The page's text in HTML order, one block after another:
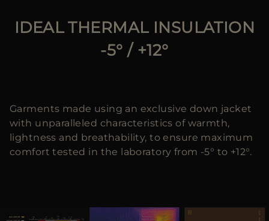
IDEAL THERMAL INSULATION
-5° / +12°
Garments made using an exclusive down jacket
with unparalleled characteristics of warmth,
lightness and breathability, to ensure maximum
comfort tested in the laboratory from -5° to +12°.